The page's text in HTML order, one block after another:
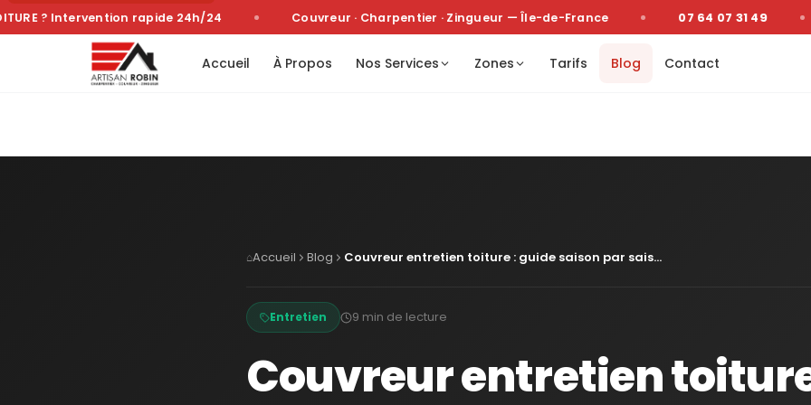
? Intervention rapide 24h/24 Couvreur · Charpentier · Zingueur — Île-de-France 07 64 07 31 49
Accueil À Propos Nos Services Zones Tarifs Blog Contact
⌂Accueil Blog Couvreur entretien toiture : guide saison par sais...
Entretien 9 min de lecture
Couvreur entretien